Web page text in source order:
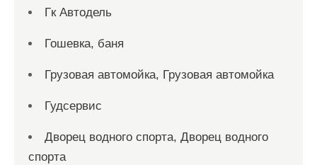
Гк Автодель
Гошевка, баня
Грузовая автомойка, Грузовая автомойка
Гудсервис
Дворец водного спорта, Дворец водного
спорта